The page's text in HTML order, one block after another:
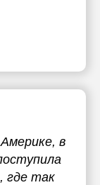
в
где так